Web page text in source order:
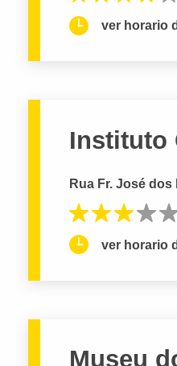
ver horario
Instituto
Rua Fr. José dos
ver horario
Museu